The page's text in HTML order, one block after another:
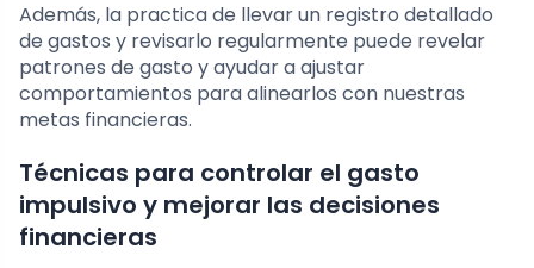
Además, la practica de llevar un registro detallado
de gastos y revisarlo regularmente puede revelar
patrones de gasto y ayudar a ajustar
comportamientos para alinearlos con nuestras
metas financieras.
Técnicas para controlar el gasto
impulsivo y mejorar las decisiones
financieras